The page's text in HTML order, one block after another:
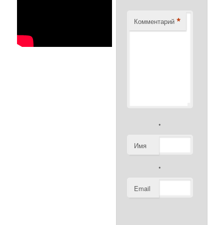
Комментарий *
Имя
*
Email
*